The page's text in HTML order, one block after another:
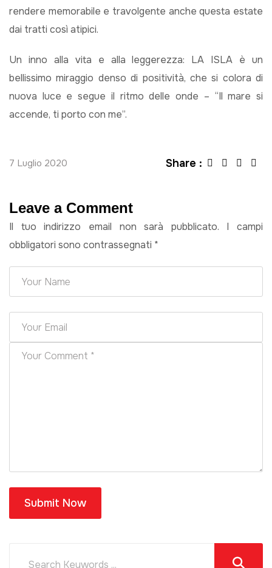
rendere memorabile e travolgente anche questa estate
dai tratti così atipici.
Un inno alla vita e alla leggerezza: LA ISLA è un
bellissimo miraggio denso di positività, che si colora di
nuova luce e segue il ritmo delle onde – “Il mare si
accende, ti porto con me”.
7 Luglio 2020 Share :
Leave a Comment
Il tuo indirizzo email non sarà pubblicato.
I campi
obbligatori sono contrassegnati *
Submit Now